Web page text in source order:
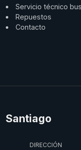
Servicio técnico
Repuestos
Contacto
Santiago
DIRECCIÓN